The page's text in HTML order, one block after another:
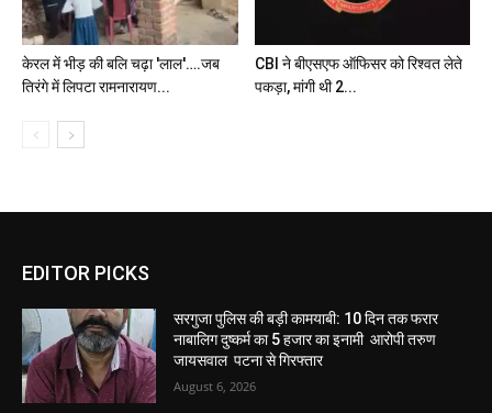
केरल में भीड़ की बलि चढ़ा 'लाल'….जब
तिरंगे में लिपटा रामनारायण...
CBI ने बीएसएफ ऑफिसर को रिश्वत लेते
पकड़ा, मांगी थी 2...
EDITOR PICKS
सरगुजा पुलिस की बड़ी कामयाबी: 10 दिन तक फरार
नाबालिग दुष्कर्म का 5 हजार का इनामी आरोपी तरुण
जायसवाल पटना से गिरफ्तार
August 6, 2026